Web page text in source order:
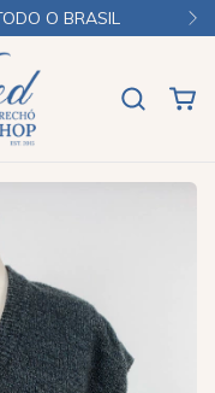
O BRASIL